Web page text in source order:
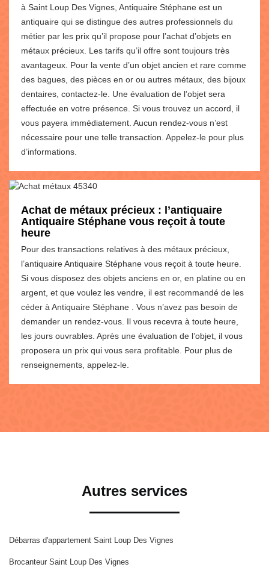
à Saint Loup Des Vignes, Antiquaire Stéphane est un
antiquaire qui se distingue des autres professionnels du
métier par les prix qu’il propose pour l’achat d’objets en
métaux précieux. Les tarifs qu’il offre sont toujours très
avantageux. Pour la vente d’un objet ancien et rare comme
des bagues, des pièces en or ou autres métaux, des bijoux
dentaires, contactez-le. Une évaluation de l’objet sera
effectuée en votre présence. Si vous trouvez un accord, il
vous payera immédiatement. Aucun rendez-vous n’est
nécessaire pour une telle transaction. Appelez-le pour plus
d’informations.
Achat de métaux précieux : l’antiquaire
Antiquaire Stéphane vous reçoit à toute
heure
Pour des transactions relatives à des métaux précieux,
l’antiquaire Antiquaire Stéphane vous reçoit à toute heure.
Si vous disposez des objets anciens en or, en platine ou en
argent, et que voulez les vendre, il est recommandé de les
céder à Antiquaire Stéphane . Vous n’avez pas besoin de
demander un rendez-vous. Il vous recevra à toute heure,
les jours ouvrables. Après une évaluation de l’objet, il vous
proposera un prix qui vous sera profitable. Pour plus de
renseignements, appelez-le.
Autres services
Débarras d'appartement Saint Loup Des Vignes
Brocanteur Saint Loup Des Vignes